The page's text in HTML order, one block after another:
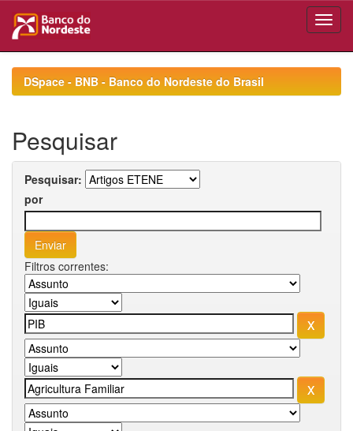
navigationDSpace - BNB - Banco do Nordeste do Brasil
Pesquisar
Pesquisar:
por
Filtros correntes: